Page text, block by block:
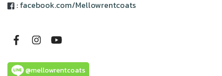
: facebook.com/Mellowrentcoats
@mellowrentcoats